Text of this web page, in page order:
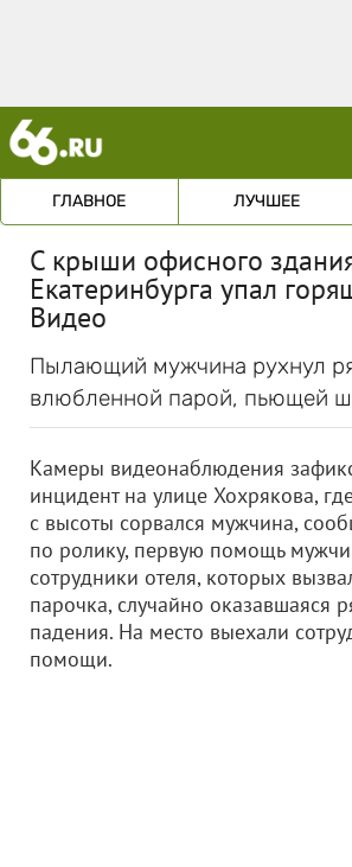
ГЛАВНОЕ ЛУЧШЕЕ
С крыши офисного
Екатеринбурга упал
Видео
Пылающий мужчина рухнул
влюбленной парой, пьющей
Камеры видеонаблюдения
инцидент на улице Хохрякова,
с высоты сорвался мужчина,
по ролику, первую помощь
сотрудники отеля, которых
парочка, случайно оказавшаяся
падения. На место выехали
помощи.